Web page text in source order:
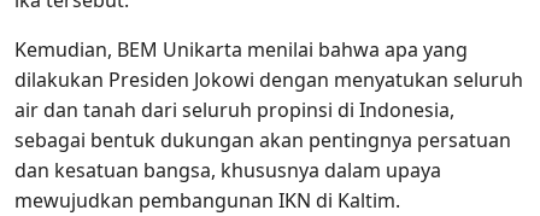
Kemudian, BEM Unikarta menilai bahwa apa yang
dilakukan Presiden Jokowi dengan menyatukan seluruh
air dan tanah dari seluruh propinsi di Indonesia,
sebagai bentuk dukungan akan pentingnya persatuan
dan kesatuan bangsa, khususnya dalam upaya
mewujudkan pembangunan IKN di Kaltim.